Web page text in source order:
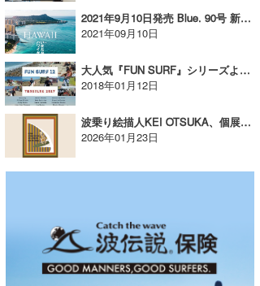
2021年9月10日発売 Blue. 90号 新刊案内【AD】
2021年09月10日
大人気『FUN SURF』シリーズより、 “ロウワートラッセルズ“を舞台としたシリーズ第12弾がリリース!!【AD】
2018年01月12日
波乗り絵描人KEI OTSUKA、個展開催！【AD】
2026年01月23日